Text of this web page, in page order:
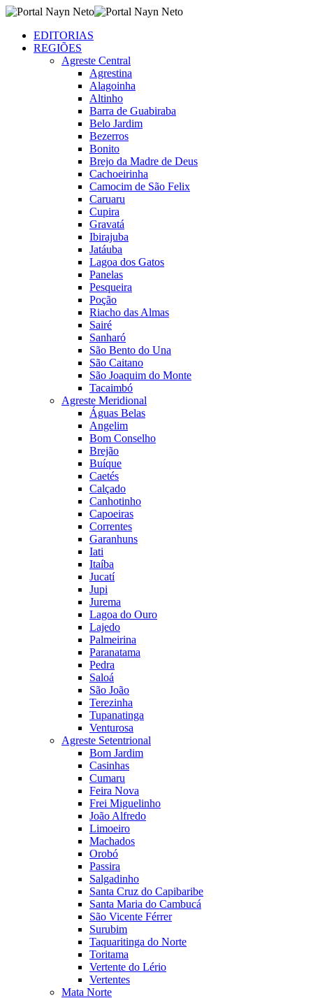
EDITORIAS
REGIÕES
Agreste Central
Agrestina
Alagoinha
Altinho
Barra de Guabiraba
Belo Jardim
Bezerros
Bonito
Brejo da Madre de Deus
Cachoeirinha
Camocim de São Felix
Caruaru
Cupira
Gravatá
Ibirajuba
Jatáuba
Lagoa dos Gatos
Panelas
Pesqueira
Poção
Riacho das Almas
Sairé
Sanharó
São Bento do Una
São Caitano
São Joaquim do Monte
Tacaimbó
Agreste Meridional
Águas Belas
Angelim
Bom Conselho
Brejão
Buíque
Caetés
Calçado
Canhotinho
Capoeiras
Correntes
Garanhuns
Iati
Itaíba
Jucatí
Jupi
Jurema
Lagoa do Ouro
Lajedo
Palmeirina
Paranatama
Pedra
Saloá
São João
Terezinha
Tupanatinga
Venturosa
Agreste Setentrional
Bom Jardim
Casinhas
Cumaru
Feira Nova
Frei Miguelinho
João Alfredo
Limoeiro
Machados
Orobó
Passira
Salgadinho
Santa Cruz do Capibaribe
Santa Maria do Cambucá
São Vicente Férrer
Surubim
Taquaritinga do Norte
Toritama
Vertente do Lério
Vertentes
Mata Norte